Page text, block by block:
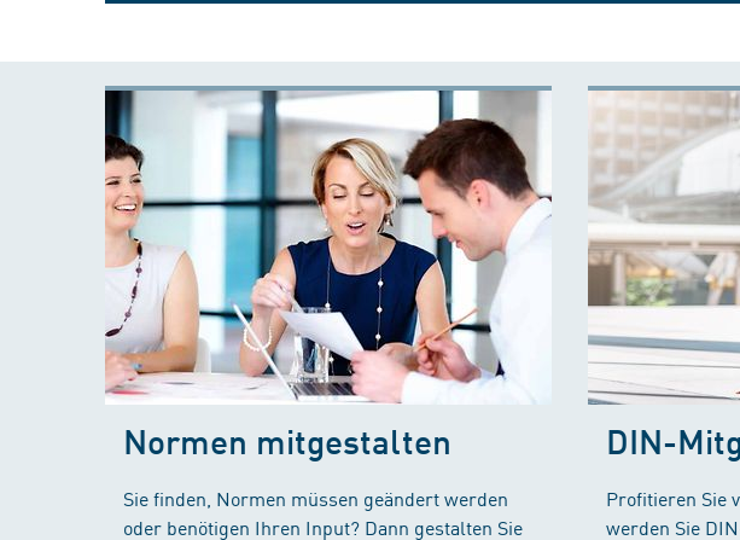
Normen mitgestalten
Sie finden, Normen müssen geändert werden
oder benötigen Ihren Input? Dann gestalten Sie
DIN-
Profitieren Sie
werden Sie